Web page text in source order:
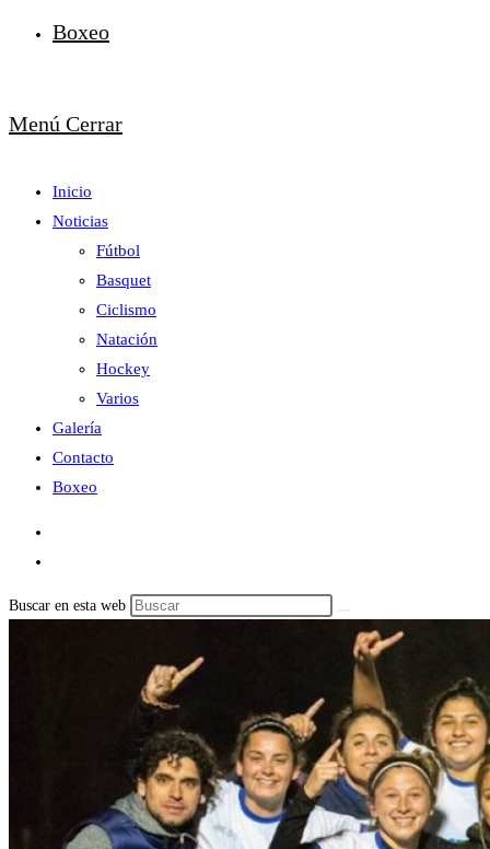
Boxeo
Menú Cerrar
Inicio
Noticias
Fútbol
Basquet
Ciclismo
Natación
Hockey
Varios
Galería
Contacto
Boxeo
Buscar en esta web